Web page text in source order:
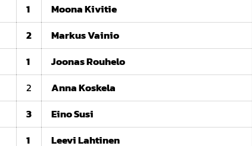
1
Moona Kivitie
2
Markus Vainio
1
Joonas Rouhelo
2
Anna Koskela
3
Eino Susi
1
Leevi Lahtinen